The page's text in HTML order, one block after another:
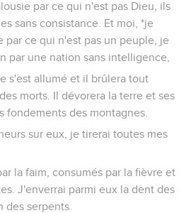
par ce qui n'est pas Dieu, ils
sans consistance. Et moi, *je
par ce qui n'est pas un peuple, je
par une nation sans intelligence,
s'est allumé et il brûlera tout
morts. Il dévorera la terre et ses
fondements des montagnes.
sur eux, je tirerai toutes mes
la faim, consumés par la fièvre et
J'enverrai parmi eux la dent des
des serpents.